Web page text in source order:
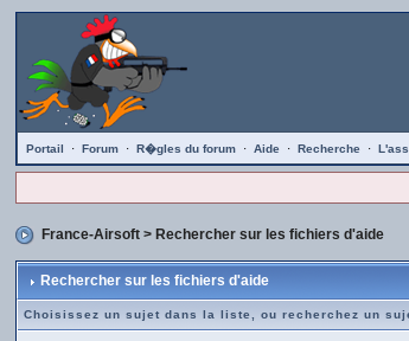
Portail · Forum · R�gles du forum · Aide · Recherche ·
France-Airsoft > Rechercher sur les fichiers d'aide
Rechercher sur les fichiers d'aide
Choisissez un sujet dans la liste, ou recherchez un